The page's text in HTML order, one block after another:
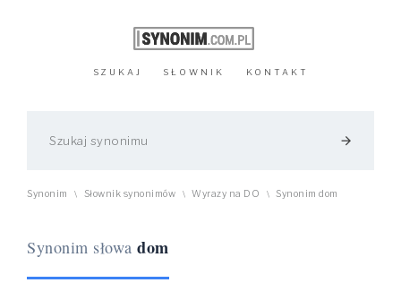
SZUKAJ SŁOWNIK KONTAKT
arrow_forward
Synonim \ Słownik synonimów \ Wyrazy na DO \ Synonim dom
Synonim słowa dom